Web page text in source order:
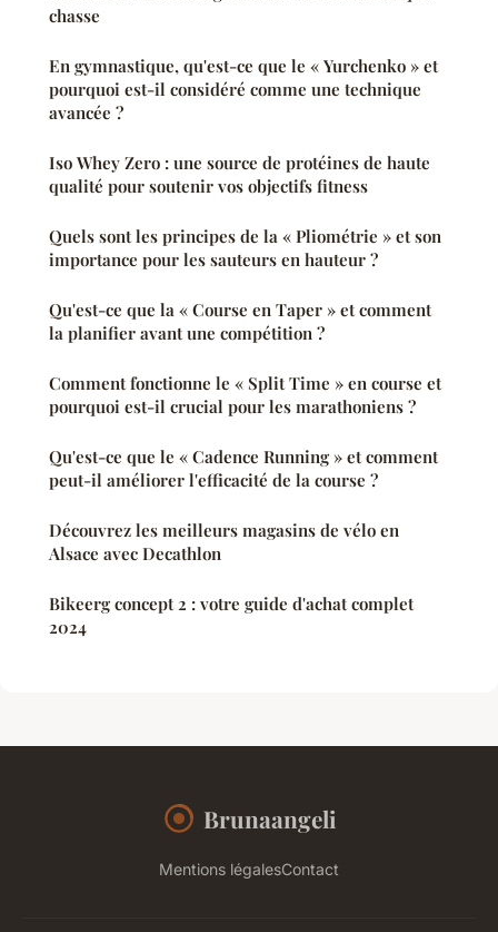
chasse
En gymnastique, qu'est-ce que le « Yurchenko » et
pourquoi est-il considéré comme une technique
avancée ?
Iso Whey Zero : une source de protéines de haute
qualité pour soutenir vos objectifs fitness
Quels sont les principes de la « Pliométrie » et son
importance pour les sauteurs en hauteur ?
Qu'est-ce que la « Course en Taper » et comment
la planifier avant une compétition ?
Comment fonctionne le « Split Time » en course et
pourquoi est-il crucial pour les marathoniens ?
Qu'est-ce que le « Cadence Running » et comment
peut-il améliorer l'efficacité de la course ?
Découvrez les meilleurs magasins de vélo en
Alsace avec Decathlon
Bikeerg concept 2 : votre guide d'achat complet
2024
Brunaangeli
Mentions légalesContact